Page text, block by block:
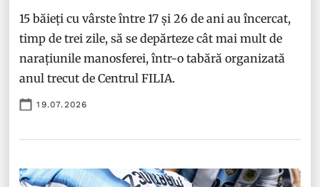
15 băieți cu vârste între 17 și 26 de ani au încercat,
timp de trei zile, să se depărteze cât mai mult de
narațiunile manosferei, într-o tabără organizată
anul trecut de Centrul FILIA.
19.07.2026